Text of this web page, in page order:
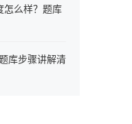
怎么样？题库
库步骤讲解清